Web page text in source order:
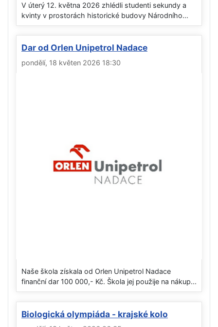
V úterý 12. května 2026 zhlédli studenti sekundy a
kvinty v prostorách historické budovy Národního...
Dar od Orlen Unipetrol Nadace
pondělí, 18 květen 2026 18:30
Naše škola získala od Orlen Unipetrol Nadace
finanční dar 100 000,- Kč. Škola jej použije na nákup...
Biologická olympiáda - krajské kolo